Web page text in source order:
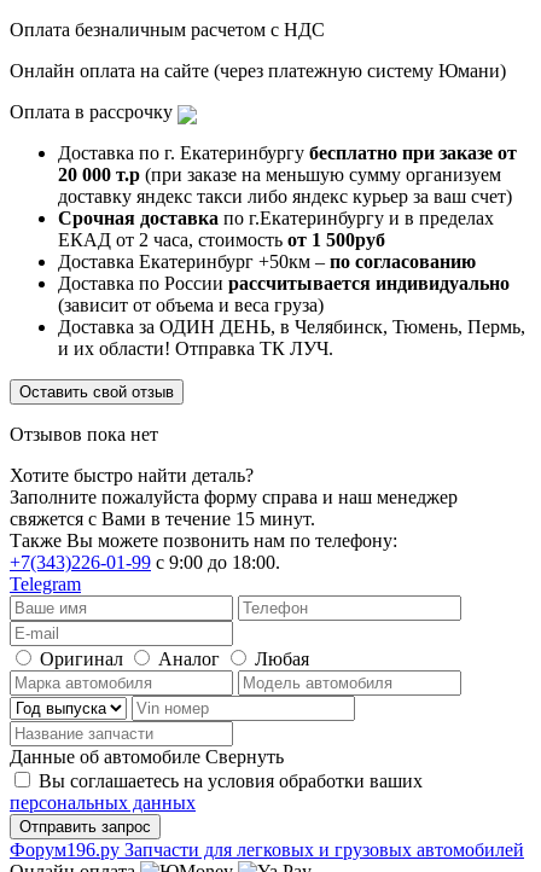
Оплата безналичным расчетом с НДС
Онлайн оплата на сайте (через платежную систему Юмани)
Оплата в рассрочку
Доставка по г. Екатеринбургу бесплатно при заказе от
20 000 т.р (при заказе на меньшую сумму организуем
доставку яндекс такси либо яндекс курьер за ваш счет)
Срочная доставка по г.Екатеринбургу и в пределах
ЕКАД от 2 часа, стоимость от 1 500руб
Доставка Екатеринбург +50км – по согласованию
Доставка по России рассчитывается индивидуально
(зависит от объема и веса груза)
Доставка за ОДИН ДЕНЬ, в Челябинск, Тюмень, Пермь,
и их области! Отправка ТК ЛУЧ.
Оставить свой отзыв
Отзывов пока нет
Хотите быстро найти деталь?
Заполните пожалуйста форму справа и наш менеджер
свяжется с Вами в течение 15 минут.
Также Вы можете позвонить нам по телефону:
+7(343)226-01-99 с 9:00 до 18:00.
Telegram
Оригинал Аналог Любая
Данные об автомобиле Свернуть
Вы соглашаетесь на условия обработки ваших
персональных данных
Фoрум196.ру Запчасти для легковых и грузовых автомобилей